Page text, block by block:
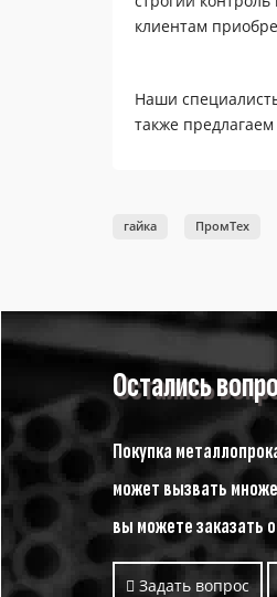
клиентам
Наши
также
гайка ПромТех
Остались
Покупка
может вызвать
вы можете заказать
Задать вопрос